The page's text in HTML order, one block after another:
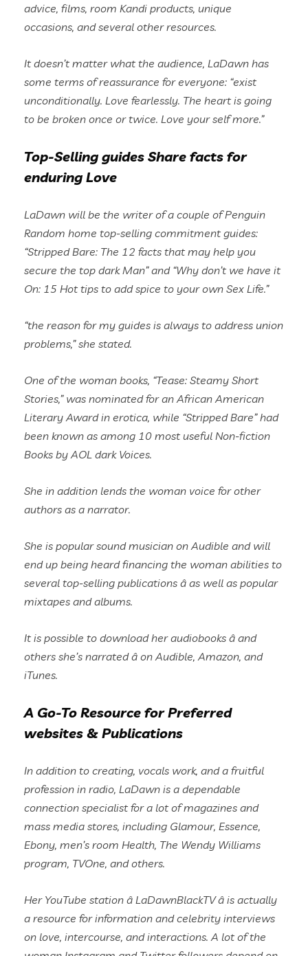
advice, films, room Kandi products, unique
occasions, and several other resources.
It doesn’t matter what the audience, LaDawn has
some terms of reassurance for everyone: “exist
unconditionally. Love fearlessly. The heart is going
to be broken once or twice. Love your self more.”
Top-Selling guides Share facts for
enduring Love
LaDawn will be the writer of a couple of Penguin
Random home top-selling commitment guides:
“Stripped Bare: The 12 facts that may help you
secure the top dark Man” and “Why don’t we have it
On: 15 Hot tips to add spice to your own Sex Life.”
“the reason for my guides is always to address union
problems,” she stated.
One of the woman books, “Tease: Steamy Short
Stories,” was nominated for an African American
Literary Award in erotica, while “Stripped Bare” had
been known as among 10 most useful Non-fiction
Books by AOL dark Voices.
She in addition lends the woman voice for other
authors as a narrator.
She is popular sound musician on Audible and will
end up being heard financing the woman abilities to
several top-selling publications â as well as popular
mixtapes and albums.
It is possible to download her audiobooks â and
others she’s narrated â on Audible, Amazon, and
iTunes.
A Go-To Resource for Preferred
websites & Publications
In addition to creating, vocals work, and a fruitful
profession in radio, LaDawn is a dependable
connection specialist for a lot of magazines and
mass media stores, including Glamour, Essence,
Ebony, men’s room Health, The Wendy Williams
program, TVOne, and others.
Her YouTube station â LaDawnBlackTV â is actually
a resource for information and celebrity interviews
on love, intercourse, and interactions. A lot of the